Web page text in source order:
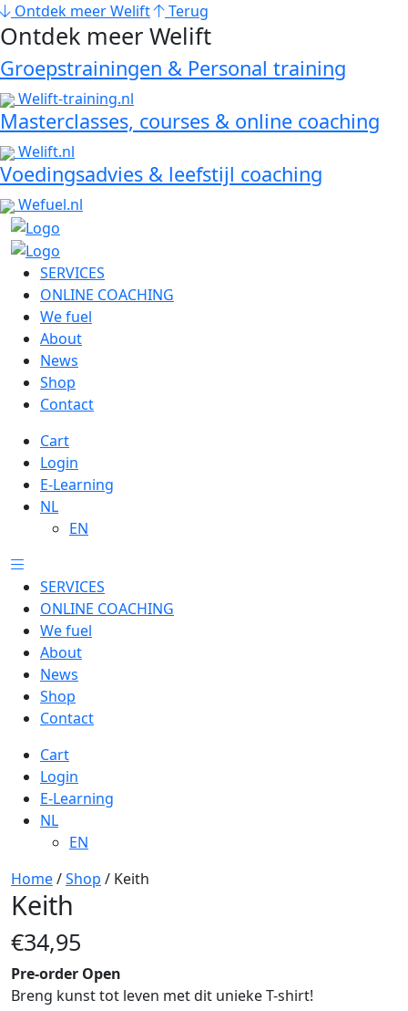
Ontdek meer Welift Terug
Ontdek meer Welift
Groepstrainingen & Personal training
Welift-training.nl
Masterclasses, courses & online coaching
Welift.nl
Voedingsadvies & leefstijl coaching
Wefuel.nl
SERVICES
ONLINE COACHING
We fuel
About
News
Shop
Contact
Cart
Login
E-Learning
NL
EN
SERVICES
ONLINE COACHING
We fuel
About
News
Shop
Contact
Cart
Login
E-Learning
NL
EN
Home/Shop / Keith
Keith
€34,95
Pre-order Open
Breng kunst tot leven met dit unieke T-shirt!